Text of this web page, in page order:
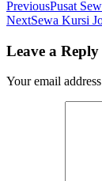
PreviousPusat
NextSewa Kursi
Leave a Reply
Your email